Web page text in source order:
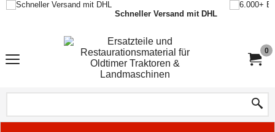
Schneller Versand mit DHL
0